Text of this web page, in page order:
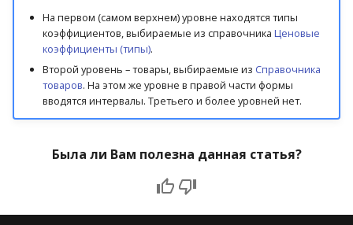
Единицы измерения
Единый городской
классификатор
Заводские штрихкоды
На первом (самом верхнем) уровне находятся типы
коэффициентов, выбираемые из справочника Ценовые
коэффициенты (типы).
Второй уровень – товары, выбираемые из Справочника
товаров. На этом же уровне в правой части формы
вводятся интервалы. Третьего и более уровней нет.
Была ли Вам полезна данная статья?